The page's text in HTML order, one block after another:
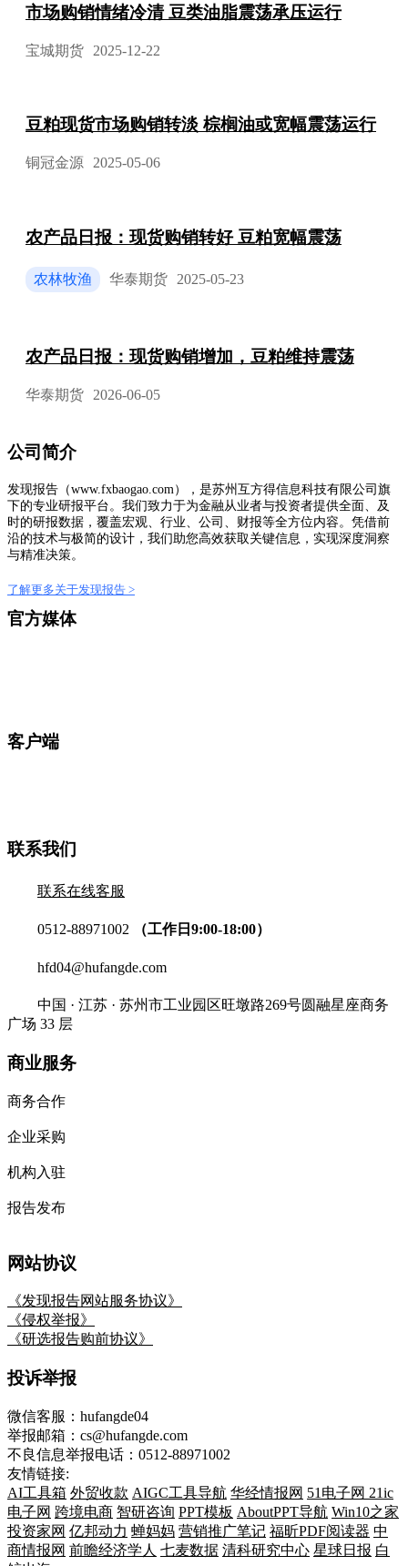
市场购销情绪冷清 豆类油脂震荡承压运行
宝城期货 2025-12-22
豆粕现货市场购销转淡 棕榈油或宽幅震荡运行
铜冠金源 2025-05-06
农产品日报：现货购销转好 豆粕宽幅震荡
农林牧渔 华泰期货 2025-05-23
农产品日报：现货购销增加，豆粕维持震荡
华泰期货 2026-06-05
公司简介
发现报告（www.fxbaogao.com），是苏州互方得信息科技有限公司旗
下的专业研报平台。我们致力于为金融从业者与投资者提供全面、及
时的研报数据，覆盖宏观、行业、公司、财报等全方位内容。凭借前
沿的技术与极简的设计，我们助您高效获取关键信息，实现深度洞察
与精准决策。
了解更多关于发现报告 >
官方媒体
客户端
联系我们
联系在线客服
0512-88971002 （工作日9:00-18:00）
hfd04@hufangde.com
中国 · 江苏 · 苏州市工业园区旺墩路269号圆融星座商务
广场 33 层
商业服务
商务合作
企业采购
机构入驻
报告发布
网站协议
《发现报告网站服务协议》
《侵权举报》
《研选报告购前协议》
投诉举报
微信客服：hufangde04
举报邮箱：cs@hufangde.com
不良信息举报电话：0512-88971002
友情链接:
AI工具箱 外贸收款 AIGC工具导航 华经情报网 51电子网 21ic
电子网 跨境电商 智研咨询 PPT模板 AboutPPT导航 Win10之家
投资家网 亿邦动力 蝉妈妈 营销推广笔记 福昕PDF阅读器 中
商情报网 前瞻经济学人 七麦数据 清科研究中心 星球日报 白